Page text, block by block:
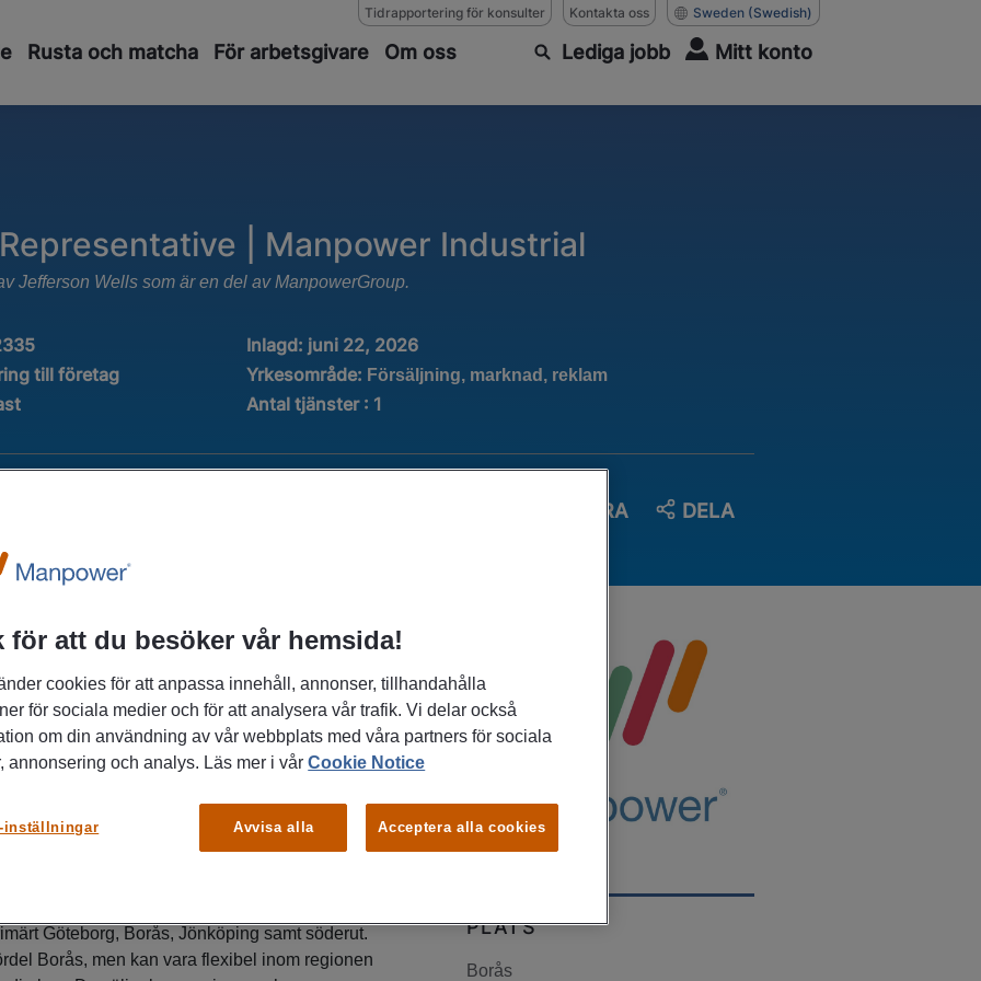
Tidrapportering för konsulter Kontakta oss Sweden (Swedish)
Rusta och matcha För arbetsgivare Om oss Lediga jobb Mitt konto
| Manpower Industrial
Jefferson Wells som är en del av ManpowerGroup.
Inlagd: juni 22, 2026
till företag Yrkesområde: Försäljning, marknad, reklam
Antal tjänster : 1
SPARA DELA
- från första kontakt till långsiktigt
lösningar som håller hela vägen?
driver du nya affärer med fokus på
Du bygger din egen pipeline och
utveckling, tempo och resultat, som en
levererar tillsammans. Är du med?
ansvarar du för att driva ny affär och
västra och södra Sverige, med ett geografiskt
Göteborg, Borås, Jönköping samt söderut.
Borås, men kan vara flexibel inom regionen
PLATS
Borås
för att du besöker vår hemsida!
cookies för att anpassa innehåll, annonser, tillhandahålla
för sociala medier och för att analysera vår trafik. Vi delar också
om din användning av vår webbplats med våra partners för sociala
annonsering och analys. Läs mer i vårCookie Notice
Avvisa alla Acceptera alla cookies
inställningar